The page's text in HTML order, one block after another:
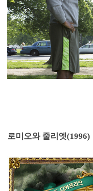
로미오와 줄리엣(1996)